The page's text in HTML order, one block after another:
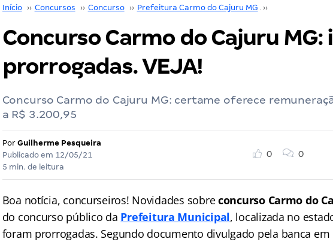
Início ›› Concursos ›› Concurso ›› Prefeitura Carmo do Cajuru MG ››
Concurso Carmo do Cajuru MG:
prorrogadas. VEJA!
Concurso Carmo do Cajuru MG: certame oferece
a R$ 3.200,95
Por Guilherme Pesqueira
Publicado em 12/05/21
5 min. de leitura
0 0
Boa notícia, concurseiros! Novidades sobreconcurso Carmo do
do concurso público da Prefeitura Municipal, localizada no
foram prorrogadas. Segundo documento divulgado pela banca em